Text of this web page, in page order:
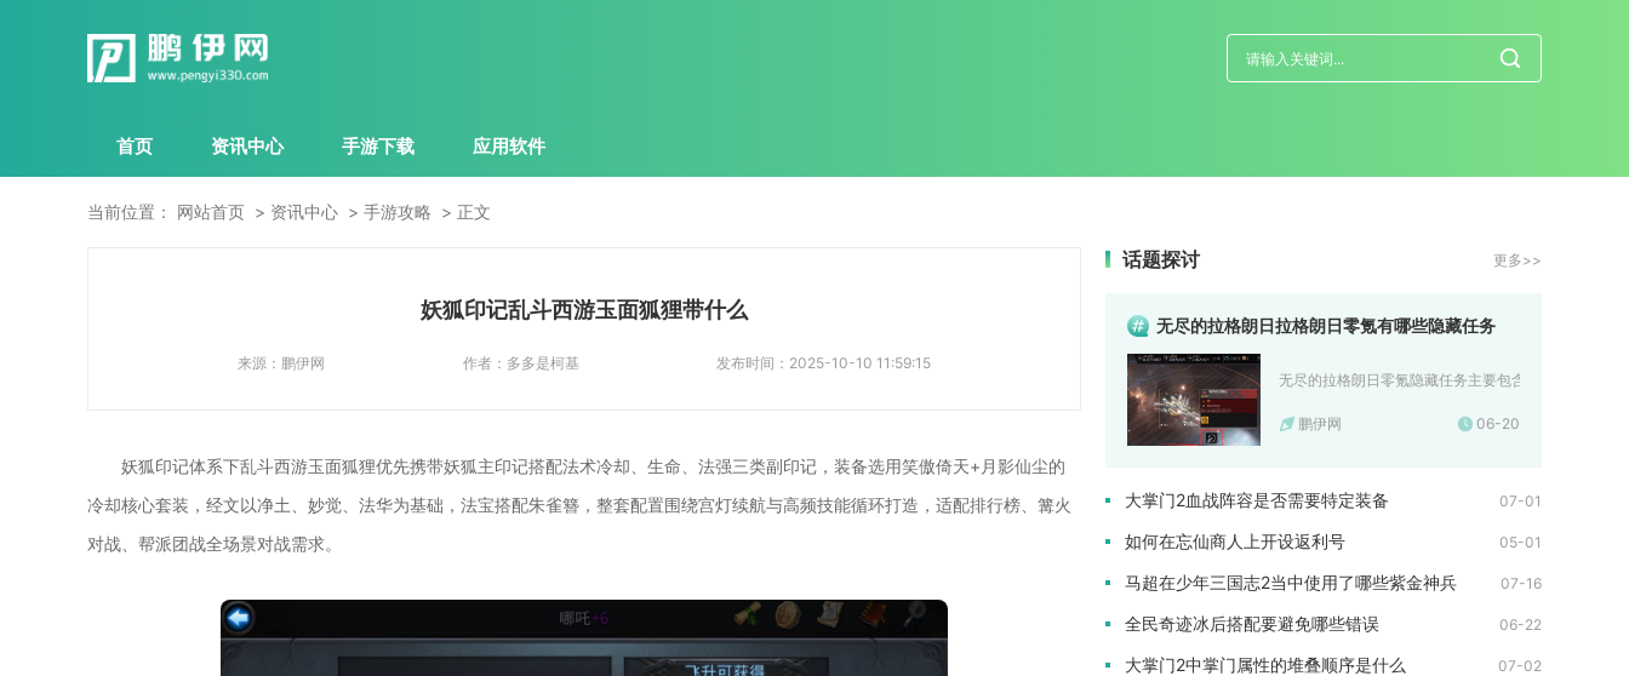
首页 资讯中心 手游下载 应用软件
当前位置： 网站首页 资讯中心 手游攻略 正文
妖狐印记乱斗西游玉面狐狸带什么
来源： 鹏伊网 作者： 多多是柯基 发布时间： 2025-10-10 11:59:15
妖狐印记体系下乱斗西游玉面狐狸优先携带妖狐主印记搭配法术冷却、生命、法强三类副印记，装备选用笑傲倚天+月影仙尘的
冷却核心套装，经文以净土、妙觉、法华为基础，法宝搭配朱雀簪，整套配置围绕宫灯续航与高频技能循环打造，适配排行榜、篝火
对战、帮派团战全场景对战需求。
话题探讨 更多>>
无尽的拉格朗日拉格朗日零氪有哪些隐藏任务
无尽的拉格朗日零氪隐藏任务主要包含工程船碰瓷补
鹏伊网 06-20
大掌门2血战阵容是否需要特定装备 07-01
如何在忘仙商人上开设返利号 05-01
马超在少年三国志2当中使用了哪些紫金神兵 07-16
全民奇迹冰后搭配要避免哪些错误 06-22
大掌门2中掌门属性的堆叠顺序是什么 07-02